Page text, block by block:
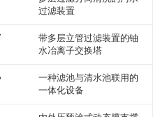
过滤装置
带多层立管过滤装置的铀
水冶离子交换塔
一种滤池与清水池联用的
一体化设备